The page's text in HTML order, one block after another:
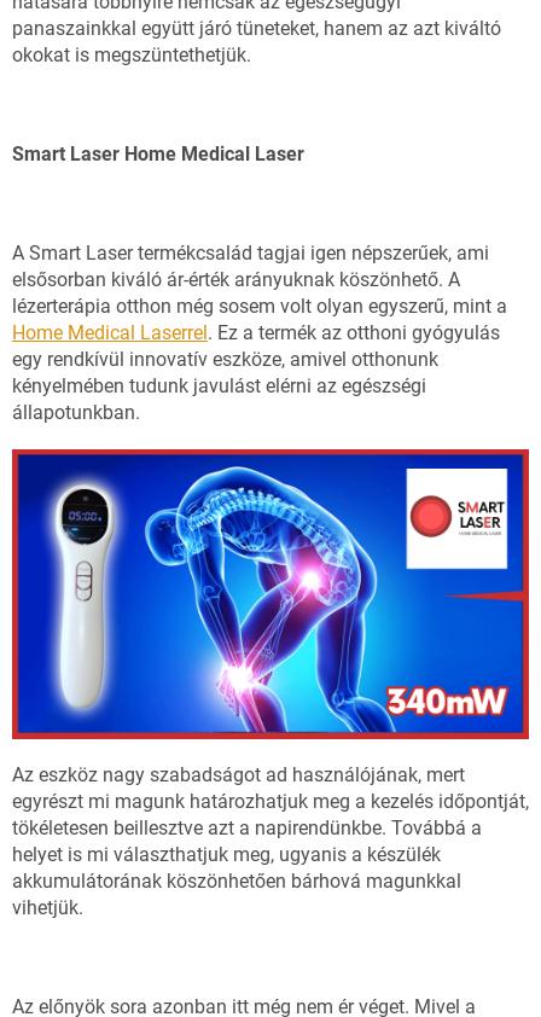
panaszainkkal együtt járó tüneteket, hanem az azt kiváltó
okokat is megszüntethetjük.
Smart Laser Home Medical Laser
A Smart Laser termékcsalád tagjai igen népszerűek, ami
elsősorban kiváló ár-érték arányuknak köszönhető. A
lézerterápia otthon még sosem volt olyan egyszerű, mint a
Home Medical Laserrel. Ez a termék az otthoni gyógyulás
egy rendkívül innovatív eszköze, amivel otthonunk
kényelmében tudunk javulást elérni az egészségi
állapotunkban.
Az eszköz nagy szabadságot ad használójának, mert
egyrészt mi magunk határozhatjuk meg a kezelés időpontját,
tökéletesen beillesztve azt a napirendünkbe. Továbbá a
helyet is mi választhatjuk meg, ugyanis a készülék
akkumulátorának köszönhetően bárhová magunkkal
vihetjük.
Az előnyök sora azonban itt még nem ér véget. Mivel a